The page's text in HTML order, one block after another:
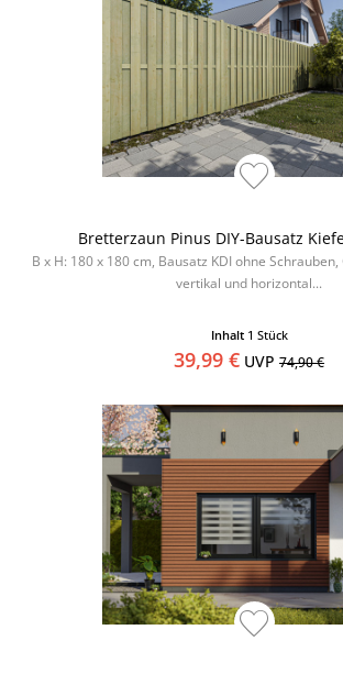
Bretterzaun Pinus DIY-Bausatz
B x H: 180 x 180 cm, Bausatz KDI ohne
vertikal und horizontal...
Inhalt 1 Stück
39,99 € UVP 74,90 €